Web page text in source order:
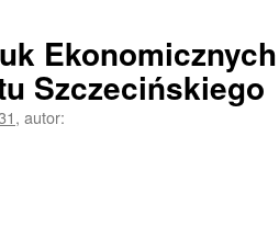
Szczecińskiego
, autor: